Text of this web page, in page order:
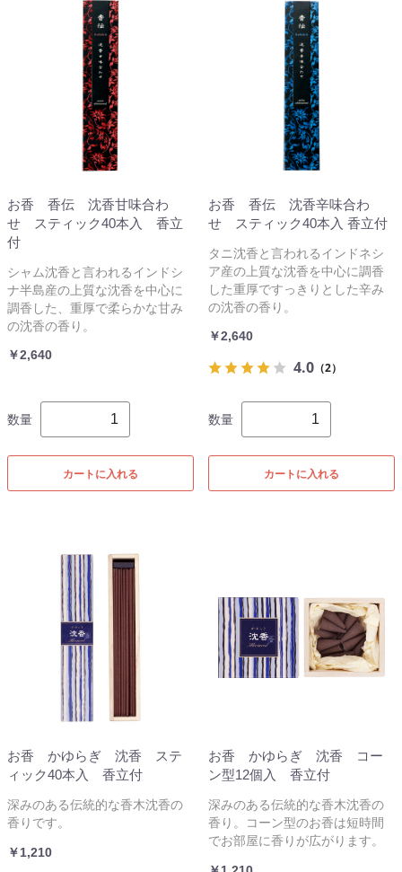
お香 香伝 沈香甘味合わ
せ スティック40本入 香立
付
シャム沈香と言われるインドシ
ナ半島産の上質な沈香を中心に
調香した、重厚で柔らかな甘み
の沈香の香り。
￥2,640
数量
カートに入れる
お香 香伝 沈香辛味合わ
せ スティック40本入 香立付
タニ沈香と言われるインドネシ
ア産の上質な沈香を中心に調香
した重厚ですっきりとした辛み
の沈香の香り。
￥2,640
4.0 （2）
数量
カートに入れる
お香 かゆらぎ 沈香 ステ
ィック40本入 香立付
深みのある伝統的な香木沈香の
香りです。
￥1,210
お香 かゆらぎ 沈香 コー
ン型12個入 香立付
深みのある伝統的な香木沈香の
香り。コーン型のお香は短時間
でお部屋に香りが広がります。